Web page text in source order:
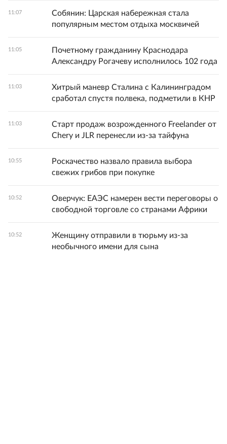
11:07
Собянин: Царская набережная стала
популярным местом отдыха москвичей
11:05
Почетному гражданину Краснодара
Александру Рогачеву исполнилось 102 года
11:03
Хитрый маневр Сталина с Калининградом
сработал спустя полвека, подметили в КНР
11:03
Старт продаж возрожденного Freelander от
Chery и JLR перенесли из-за тайфуна
10:55
Роскачество назвало правила выбора
свежих грибов при покупке
10:52
Оверчук: ЕАЭС намерен вести переговоры о
свободной торговле со странами Африки
10:52
Женщину отправили в тюрьму из-за
необычного имени для сына